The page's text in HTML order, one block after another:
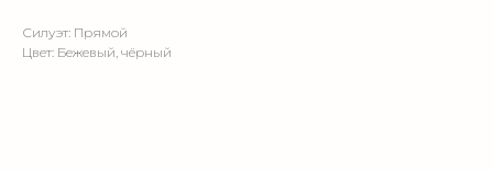
Силуэт: Прямой
Цвет: Бежевый, чёрный